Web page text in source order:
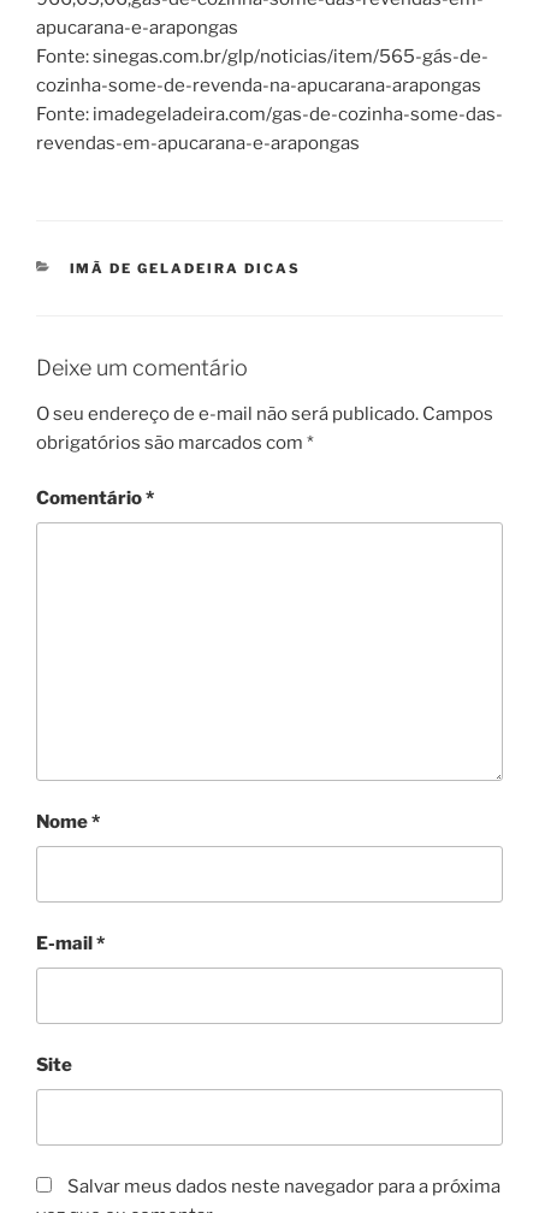
apucarana-e-arapongas
Fonte: sinegas.com.br/glp/noticias/item/565-gás-de-
cozinha-some-de-revenda-na-apucarana-arapongas
Fonte: imadegeladeira.com/gas-de-cozinha-some-das-
revendas-em-apucarana-e-arapongas
CATEGORIAS
IMÃ DE GELADEIRA DICAS
Deixe um comentário
O seu endereço de e-mail não será publicado. Campos
obrigatórios são marcados com *
Comentário*
Nome*
E-mail*
Site
Salvar meus dados neste navegador para a próxima